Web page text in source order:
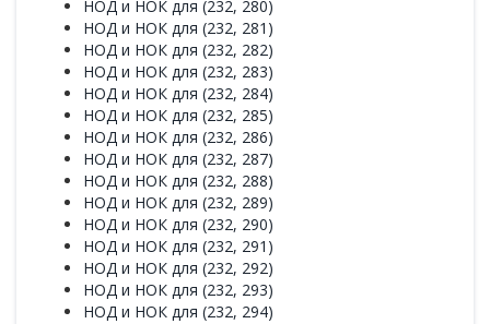
НОД и НОК для (232, 280)
НОД и НОК для (232, 281)
НОД и НОК для (232, 282)
НОД и НОК для (232, 283)
НОД и НОК для (232, 284)
НОД и НОК для (232, 285)
НОД и НОК для (232, 286)
НОД и НОК для (232, 287)
НОД и НОК для (232, 288)
НОД и НОК для (232, 289)
НОД и НОК для (232, 290)
НОД и НОК для (232, 291)
НОД и НОК для (232, 292)
НОД и НОК для (232, 293)
НОД и НОК для (232, 294)